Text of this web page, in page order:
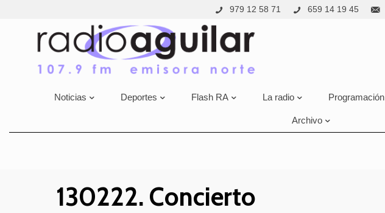
979 12 58 71 659 14 19 45
Noticias Deportes Flash RA La radio Programación
Archivo
130222. Concierto